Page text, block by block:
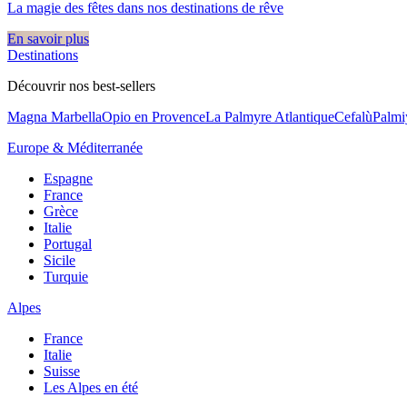
La magie des fêtes dans nos destinations de rêve​
En savoir plus
Destinations
Découvrir nos best-sellers
Magna MarbellaOpio en ProvenceLa Palmyre AtlantiqueCefalù
Europe & Méditerranée
Espagne
France
Grèce
Italie
Portugal
Sicile
Turquie
Alpes
France
Italie
Suisse
Les Alpes en été